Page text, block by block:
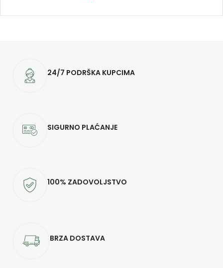
24/7 PODRŠKA KUPCIMA
SIGURNO PLAĆANJE
100% ZADOVOLJSTVO
BRZA DOSTAVA